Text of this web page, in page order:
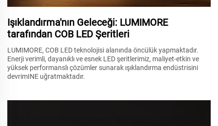
Işıklandırma'nın Geleceği: LUMIMORE
tarafından COB LED Şeritleri
LUMIMORE, COB LED teknolojisi alanında öncülük yapmaktadır.
Enerji verimli, dayanıklı ve esnek LED şeritlerimiz, maliyet-etkin ve
yüksek performanslı çözümler sunarak ışıklandırma endüstrisini
devrimINE uğratmaktadır.